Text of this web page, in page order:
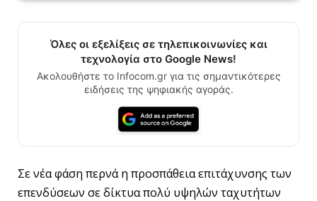
Όλες οι εξελίξεις σε τηλεπικοινωνίες και
τεχνολογία στο Google News!
Ακολουθήστε το Infocom.gr για τις σημαντικότερες
ειδήσεις της ψηφιακής αγοράς.
Σε νέα φάση περνά η προσπάθεια επιτάχυνσης των
επενδύσεων σε δίκτυα πολύ υψηλών ταχυτήτων